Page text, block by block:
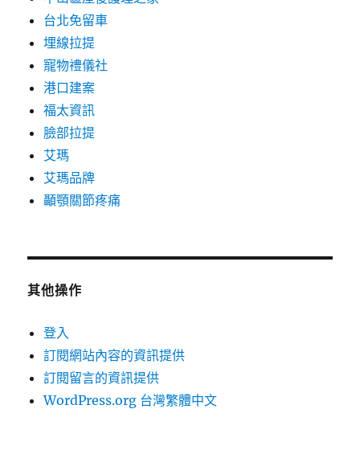
台北免留車
埋線拉提
寵物禮儀社
港口建案
福太資訊
臉部拉提
艾瑪
艾瑪品牌
顳顎關節疼痛
其他操作
登入
訂閱網站內容的資訊提供
訂閱留言的資訊提供
WordPress.org 台灣繁體中文